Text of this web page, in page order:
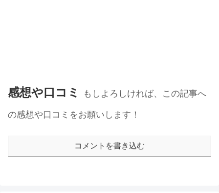
感想や口コミ
もしよろしければ、この記事へ
の感想や口コミをお願いします！
コメントを書き込む